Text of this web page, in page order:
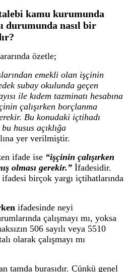
kamu kurumunda
durumunda nasıl bir
özetle;
emekli olan işçinin
subay okulunda geçen
ile kıdem tazminatı hesabına
çalışırken borçlanma
Bu konudaki içtihadı
husus açıklığa
yer verilmiştir.
ifade ise “işçinin çalışırken
olması gerekir.” İfadesidir.
ifadesi birçok yargı içtihatlarında
ifadesinde neyi
çalışmayı mı, yoksa
506 sayılı veya 5510
olarak çalışmayı mı
tamda burasıdır. Çünkü genel